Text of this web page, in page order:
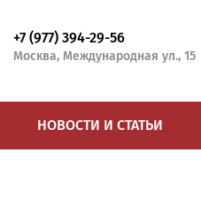
+7 (977) 394-29-56
Москва, Международная ул., 15
НОВОСТИ И СТАТЬИ